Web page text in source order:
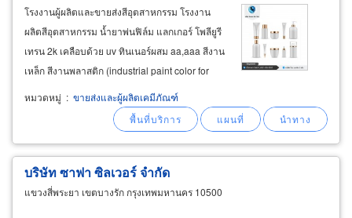
โรงงานผู้ผลิตและขายส่งสีอุตสาหกรรม โรงงาน
ผลิตสีอุตสาหกรรม น้ำยาพ่นฟิล์ม แลกเกอร์ โพลียูรี
เทรน 2k เคลือบด้วย uv ทินเนอร์ผสม aa,aaa สีงาน
เหล็ก สีงานพลาสติก (industrial paint color for
coating steel and plastic) เรามีผู้ชำนาญการให้
คำปรึกษา แนะนำการใช้สีและเคมีให้เหมาะสมกับ
พื้นผิววัสดุและงานแต่ละประเภท
หมวดหมู่ : ขายส่งและผู้ผลิตเคมีภัณฑ์
บริษัท ซาฟา ซิลเวอร์ จำกัด
แขวงสี่พระยา เขตบางรัก กรุงเทพมหานคร 10500